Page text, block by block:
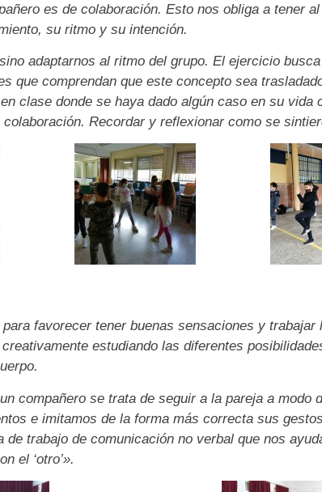
es de colaboración. Esto nos obliga a tener
su ritmo y su intención.
adaptarnos al ritmo del grupo. El ejercicio
que comprendan que este concepto sea
clase donde se haya dado algún caso en su vida
Recordar y reflexionar como se
favorecer tener buenas sensaciones y trabajar
estudiando las diferentes
compañero se trata de seguir a la pareja a modo
e imitamos de la forma más correcta sus
de trabajo de comunicación no verbal que nos
el ‘otro’».